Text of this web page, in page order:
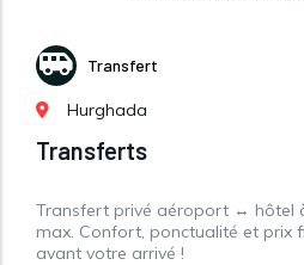
Transfert
Hurghada
Transferts
Transfert privé aéroport ↔️ hôtel
max. Confort, ponctualité et prix
avant votre arrivé !